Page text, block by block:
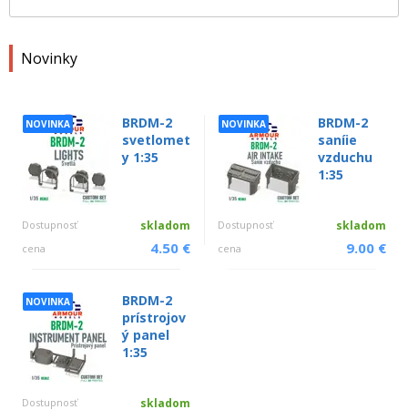
Novinky
NOVINKA
BRDM-2
svetlomet
y 1:35
Dostupnosť skladom
cena 4.50 €
NOVINKA
BRDM-2
saníie
vzduchu
1:35
Dostupnosť skladom
cena 9.00 €
NOVINKA
BRDM-2
prístrojov
ý panel
1:35
Dostupnosť skladom